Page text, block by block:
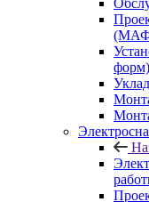
форм)